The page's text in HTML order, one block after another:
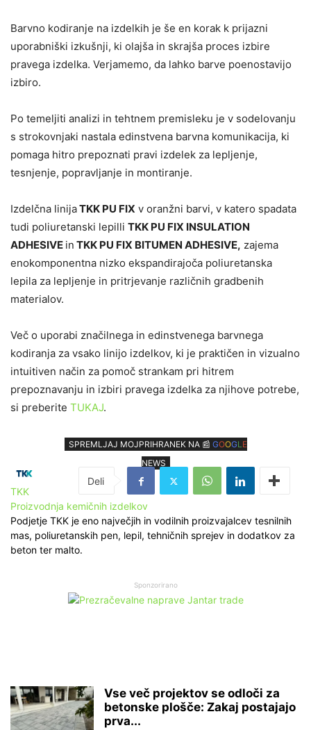
Barvno kodiranje na izdelkih je še en korak k prijazni
uporabniški izkušnji, ki olajša in skrajša proces izbire
pravega izdelka. Verjamemo, da lahko barve poenostavijo
izbiro.
Po temeljiti analizi in tehtnem premisleku je v sodelovanju
s strokovnjaki nastala edinstvena barvna komunikacija, ki
pomaga hitro prepoznati pravi izdelek za lepljenje,
tesnjenje, popravljanje in montiranje.
Izdelčna linijaTKK PU FIX v oranžni barvi, v katero spadata
tudi poliuretanski lepilli TKK PU FIX INSULATION
ADHESIVE in TKK PU FIX BITUMEN ADHESIVE, zajema
enokomponentna nizko ekspandirajoča poliuretanska
lepila za lepljenje in pritrjevanje različnih gradbenih
materialov.
Več o uporabi značilnega in edinstvenega barvnega
kodiranja za vsako linijo izdelkov, ki je praktičen in vizualno
intuitiven način za pomoč strankam pri hitrem
prepoznavanju in izbiri pravega izdelka za njihove potrebe,
si preberite TUKAJ.
SPREMLJAJ MOJPRIHRANEK NA 📰 GOOGLE
NEWS
TKK
Proizvodnja kemičnih izdelkov
Podjetje TKK je eno največjih in vodilnih proizvajalcev tesnilnih
mas, poliuretanskih pen, lepil, tehničnih sprejev in dodatkov za
beton ter malto.
Sponzorirano
Vse več projektov se odloči za
betonske plošče: Zakaj postajajo
prva...